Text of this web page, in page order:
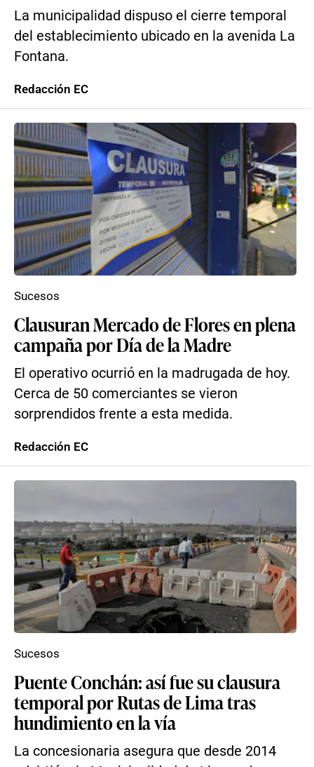
La municipalidad dispuso el cierre temporal
del establecimiento ubicado en la avenida La
Fontana.
Redacción EC
Clausuran Mercado de Flores en plena
campaña por Día de la Madre
El operativo ocurrió en la madrugada de hoy.
Cerca de 50 comerciantes se vieron
sorprendidos frente a esta medida.
Sucesos
Redacción EC
Puente Conchán: así fue su clausura
temporal por Rutas de Lima tras
hundimiento en la vía
La concesionaria asegura que desde 2014
Sucesos